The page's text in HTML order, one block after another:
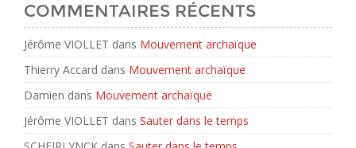
COMMENTAIRES RÉCENTS
Jérôme VIOLLET dans Mouvement archaïque
Thierry Accard dans Mouvement archaïque
Damien dans Mouvement archaïque
Jérôme VIOLLET dans Sauter dans le temps